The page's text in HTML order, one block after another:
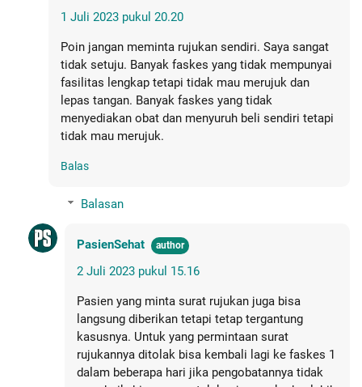
1 Juli 2023 pukul 20.20
Poin jangan meminta rujukan sendiri. Saya sangat
tidak setuju. Banyak faskes yang tidak mempunyai
fasilitas lengkap tetapi tidak mau merujuk dan
lepas tangan. Banyak faskes yang tidak
menyediakan obat dan menyuruh beli sendiri tetapi
tidak mau merujuk.
Balas
Balasan
PasienSehat
2 Juli 2023 pukul 15.16
Pasien yang minta surat rujukan juga bisa
langsung diberikan tetapi tetap tergantung
kasusnya. Untuk yang permintaan surat
rujukannya ditolak bisa kembali lagi ke faskes 1
dalam beberapa hari jika pengobatannya tidak